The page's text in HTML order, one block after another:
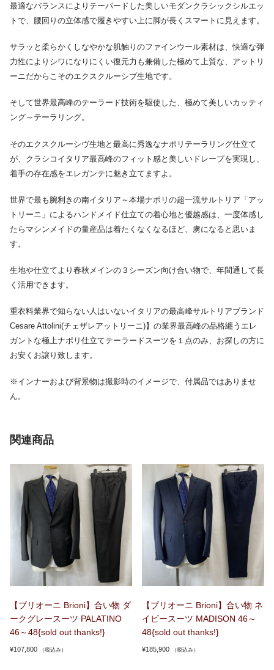
最適なバランスによりテーパードした美しいモダンクラシックシルエッ
トで、腰回りの立体感で履きやすい上に脚が長くスマートに見えます。
サラッと柔らかくしなやかな肌触りのファインウール素材は、快適な弾
力性によりシワになりにくい復元力も兼備した極めて上質な、アットリ
ーニだからこそのエクスクルーシブ生地です。
そして世界最高峰のテーラード技術を駆使した、極めて美しいカッティ
ング～テーラリング。
そのエクスクルーシヴ生地と最高に秀逸なナポリテーラリング仕立て
が、クラシコイタリア最高峰のフィット感と美しいドレープを実現し、
着手の存在感をエレガンテに魅き立てますよ。
世界で最も腕利きの南イタリア～本場ナポリの超一流サルトリア「アッ
トリーニ」によるハンドメイド仕立ての着心地と優越感は、一度体感し
たらマシンメイドの量産品は着たくなくなるほど、虜になると思いま
す。
生地や仕立てより春秋メインの３シーズン向け合い物で、年間通して長
く活用できます。
重衣料業界で知らない人はいないイタリアの最高峰サルトリアブランド
Cesare Attolini(チェザレアットリーニ)】の業界最高峰の品格纏うエレ
ガントな極上ナポリ仕立てテーラードスーツを１点のみ、お探しの方に
お安くお譲り致します。
※インナーおよび背景物は撮影時のイメージで、付属品ではありませ
ん。
関連商品
【ブリオーニ Brioni】合い物 ダ
ークグレースーツ PALATINO
46～48{sold out thanks!}
¥107,800 （税込み）
【ブリオーニ Brioni】合い物 ネ
イビースーツ MADISON 46～
48{sold out thanks!}
¥185,900 （税込み）